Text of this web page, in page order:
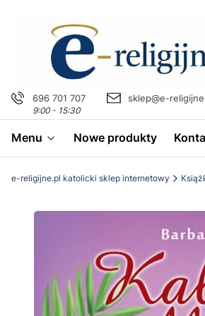
696 701 707
9:00 - 15:30
sklep@e-
Menu Nowe produkty
e-religijne.pl katolicki sklep internetowy